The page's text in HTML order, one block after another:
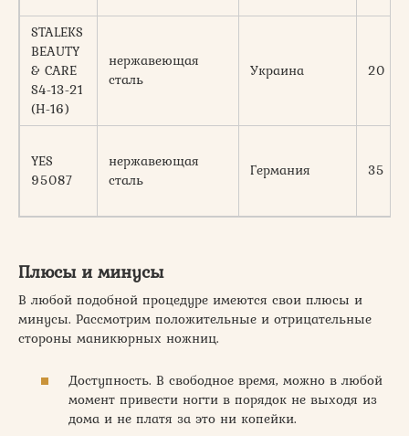
STALEKS
BEAUTY
& CARE
S4-13-21
(Н-16)
нержавеющая
сталь
Украина 20
YES
95087
нержавеющая
сталь
Германия 35
Плюсы и минусы
В любой подобной процедуре имеются свои плюсы и
минусы. Рассмотрим положительные и отрицательные
стороны маникюрных ножниц.
Доступность. В свободное время, можно в любой
момент привести ногти в порядок не выходя из
дома и не платя за это ни копейки.